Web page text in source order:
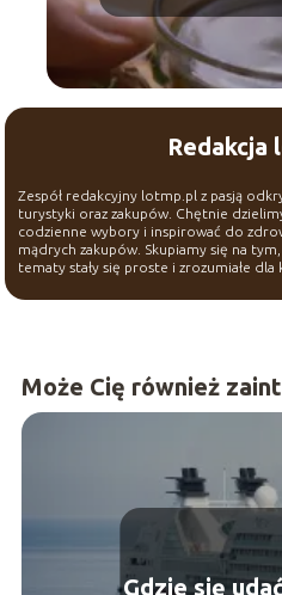
Redakcja
Zespół redakcyjny lotmp.pl z pasją
turystyki oraz zakupów. Chętnie
codzienne wybory i inspirować do
mądrych zakupów. Skupiamy się na
tematy stały się proste i zrozumiałe dla
Może Cię również
Gdzie się